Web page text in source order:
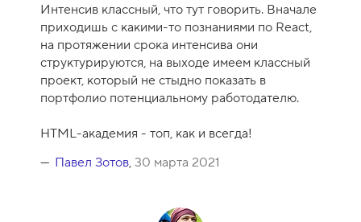
е
н
к
а
к
у
с
а
Интенсив классный, что тут говорить. Вначале
приходишь с какими-то познаниями по React,
на протяжении срока интенсива они
структурируются, на выходе имеем классный
проект, который не стыдно показать в
портфолио потенциальному работодателю.
HTML-академия - топ, как и всегда!
Павел Зотов, 30 марта 2021